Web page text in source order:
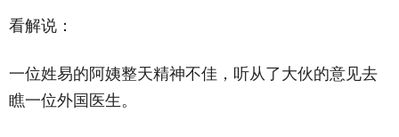
看解说：
一位姓易的阿姨整天精神不佳，听从了大伙的意见去
瞧一位外国医生。